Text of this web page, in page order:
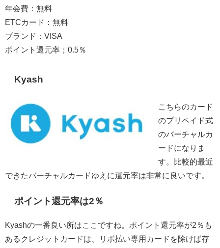
年会費：無料
ETCカード：無料
ブランド：VISA
ポイント還元率；0.5％
Kyash
こちらのカード
のプリペイド式
のバーチャルカ
ードになりま
す。比較的最近
できたバーチャルカードゆえに還元率は非常に良いです。
ポイント還元率は2％
Kyashの一番良い所はここですね。ポイント還元率が2％も
あるクレジットカードは、リボ払い専用カードを除けば存